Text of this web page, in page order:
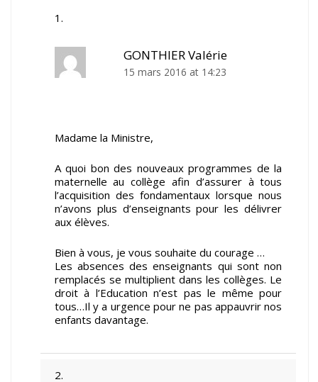
GONTHIER Valérie
15 mars 2016 at 14:23
Madame la Ministre,
A quoi bon des nouveaux programmes de la
maternelle au collège afin d’assurer à tous
l’acquisition des fondamentaux lorsque nous
n’avons plus d’enseignants pour les délivrer
aux élèves.
Bien à vous, je vous souhaite du courage …
Les absences des enseignants qui sont non
remplacés se multiplient dans les collèges. Le
droit à l’Education n’est pas le même pour
tous…Il y a urgence pour ne pas appauvrir nos
enfants davantage.